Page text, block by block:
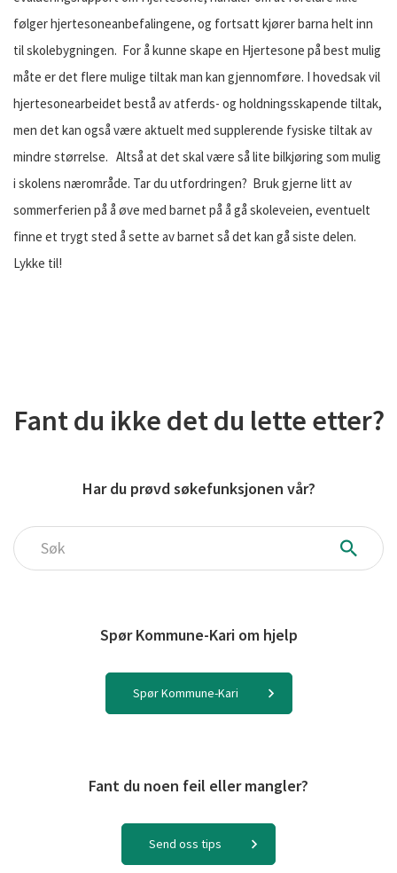
følger hjertesoneanbefalingene, og fortsatt kjører barna helt inn
til skolebygningen. For å kunne skape en Hjertesone på best mulig
måte er det flere mulige tiltak man kan gjennomføre. I hovedsak vil
hjertesonearbeidet bestå av atferds- og holdningsskapende tiltak,
men det kan også være aktuelt med supplerende fysiske tiltak av
mindre størrelse. Altså at det skal være så lite bilkjøring som mulig
i skolens nærområde. Tar du utfordringen? Bruk gjerne litt av
sommerferien på å øve med barnet på å gå skoleveien, eventuelt
finne et trygt sted å sette av barnet så det kan gå siste delen.
Lykke til!
Fant du ikke det du lette etter?
Har du prøvd søkefunksjonen vår?
Søk
Spør Kommune-Kari om hjelp
Spør Kommune-Kari
Fant du noen feil eller mangler?
Send oss tips